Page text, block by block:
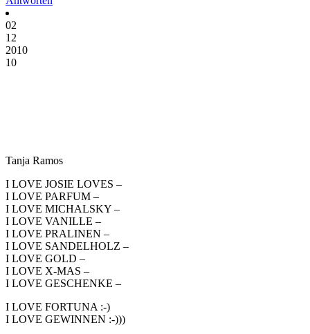
02
12
2010
10
Tanja Ramos
I LOVE JOSIE LOVES –
I LOVE PARFUM –
I LOVE MICHALSKY –
I LOVE VANILLE –
I LOVE PRALINEN –
I LOVE SANDELHOLZ –
I LOVE GOLD –
I LOVE X-MAS –
I LOVE GESCHENKE –
I LOVE FORTUNA :-)
I LOVE GEWINNEN :-)))